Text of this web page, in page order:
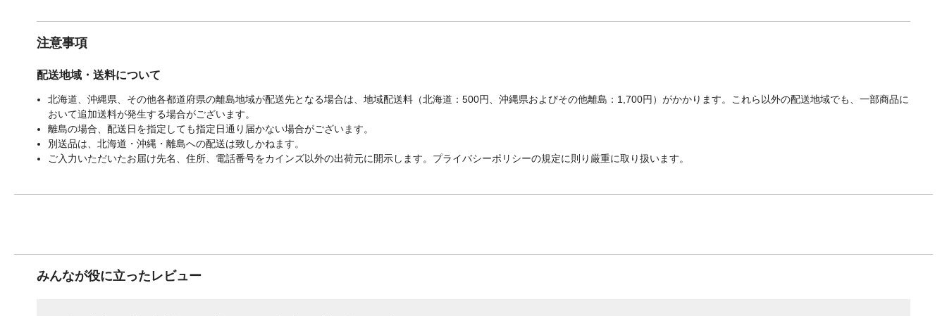
注意事項
配送地域・送料について
北海道、沖縄県、その他各都道府県の離島地域が配送先となる場合は、地域配送料（北海道：500円、沖縄県およびその他離島：1,700円）がかかります。これら以外の配送地域でも、一部商品に
おいて追加送料が発生する場合がございます。
離島の場合、配送日を指定しても指定日通り届かない場合がございます。
別送品は、北海道・沖縄・離島への配送は致しかねます。
ご入力いただいたお届け先名、住所、電話番号をカインズ以外の出荷元に開示します。プライバシーポリシーの規定に則り厳重に取り扱います。
みんなが役に立ったレビュー